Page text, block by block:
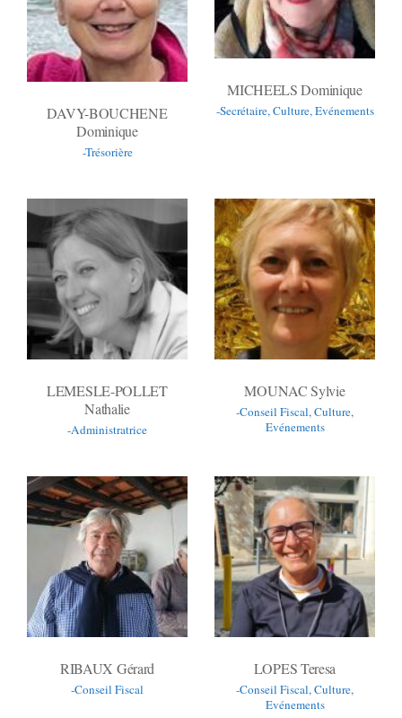
DAVY-BOUCHENE
Dominique
-Trésorière
MICHEELS Dominique
-Secrétaire, Culture, Evénements
LEMESLE-POLLET
Nathalie
-Administratrice
MOUNAC Sylvie
-Conseil Fiscal, Culture,
Evénements
RIBAUX Gérard
-Conseil Fiscal
LOPES Teresa
-Conseil Fiscal, Culture,
Evénements